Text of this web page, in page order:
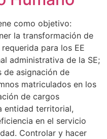
como objetivo:
la transformación de
para los EE
administrativa de la SE;
de asignación de
matriculados en los
de cargos
entidad territorial,
en el servicio
Controlar y hacer